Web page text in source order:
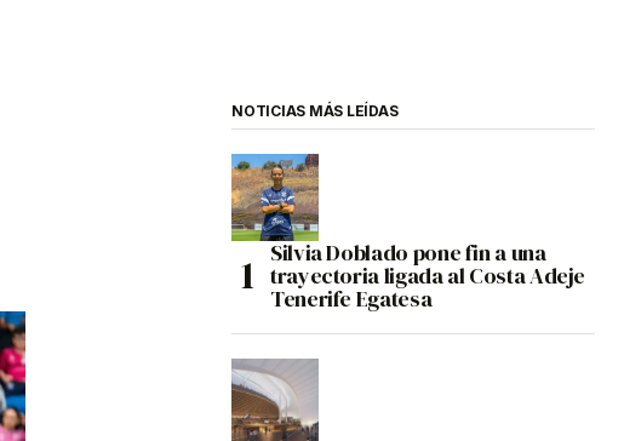
NOTICIAS MÁS LEÍDAS
Silvia Doblado pone fin a una
trayectoria ligada al Costa Adeje
Tenerife Egatesa